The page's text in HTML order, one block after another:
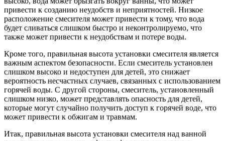
привести к созданию неудобств и неприятностей. Низкое
расположение смесителя может привести к тому, что вода
будет сливаться слишком быстро и неконтролируемо, что
также может привести к неудобствам и потере воды.
Кроме того, правильная высота установки смесителя является
важным аспектом безопасности. Если смеситель установлен
слишком высоко и недоступен для детей, это снижает
вероятность несчастных случаев, связанных с использованием
горячей воды. С другой стороны, смеситель, установленный
слишком низко, может представлять опасность для детей,
которые могут случайно получить доступ к горячей воде, что
может привести к обжигам и травмам.
Итак, правильная высота установки смесителя над ванной